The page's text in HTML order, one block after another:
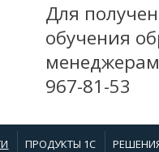
Для
обучения
967-81-53
ПРОДУКТЫ 1С